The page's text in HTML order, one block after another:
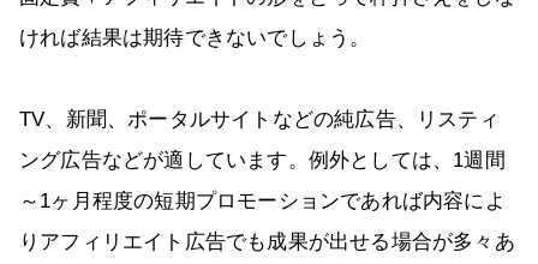
ければ結果は期待できないでしょう。
TV、新聞、ポータルサイトなどの純広告、リスティ
ング広告などが適しています。例外としては、1週間
～1ヶ月程度の短期プロモーションであれば内容によ
りアフィリエイト広告でも成果が出せる場合が多々あ